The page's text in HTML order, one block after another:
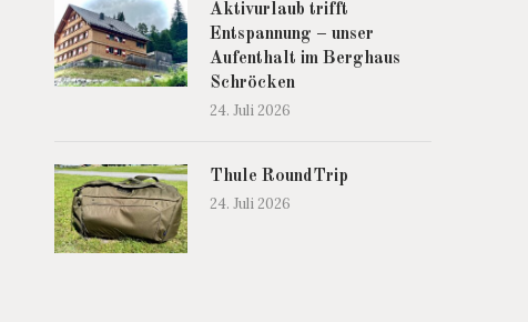
Aktivurlaub trifft
Entspannung – unser
Aufenthalt im Berghaus
Schröcken
24. Juli 2026
Thule RoundTrip
24. Juli 2026